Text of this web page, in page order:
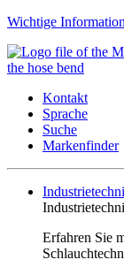
Wichtige
Kontakt
Sprache
Suche
Markenfinder
Erfahren Sie